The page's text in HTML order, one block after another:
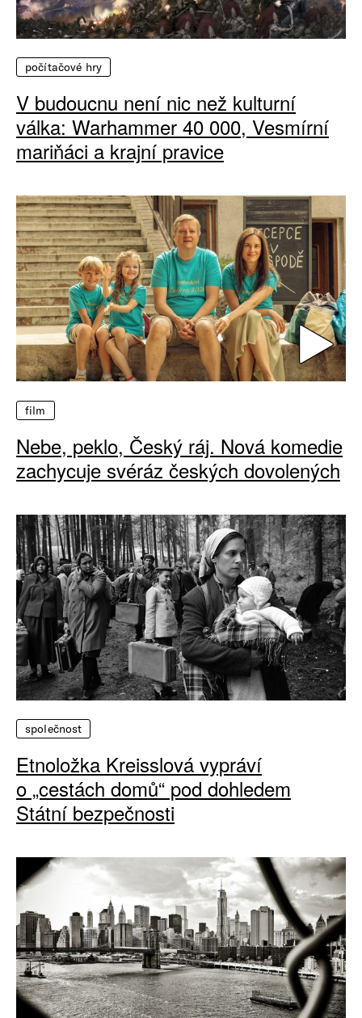
počítačové hry
V budoucnu není nic než kulturní
válka: Warhammer 40 000, Vesmírní
mariňáci a krajní pravice
film
Nebe, peklo, Český ráj. Nová komedie
zachycuje svéráz českých dovolených
společnost
Etnoložka Kreisslová vypráví
o „cestách domů“ pod dohledem
Státní bezpečnosti